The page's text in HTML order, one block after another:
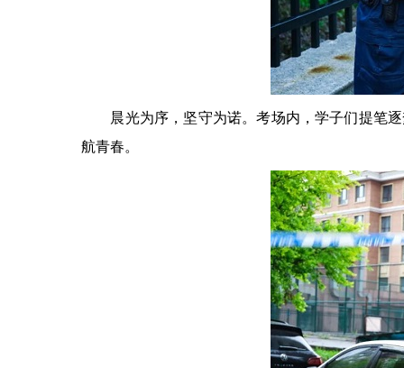
晨光为序，坚守为诺。考场内，学子们提笔逐
航青春。